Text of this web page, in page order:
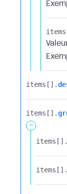
items[].​
items[].​
-
items[].​
items[].​